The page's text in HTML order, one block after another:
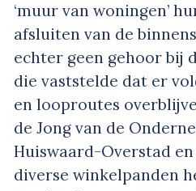
‘muur van woningen’
afsluiten van de
echter geen gehoor bij
die vaststelde dat er
en looproutes
de Jong van de
Huiswaard-Overstad
diverse winkelpanden